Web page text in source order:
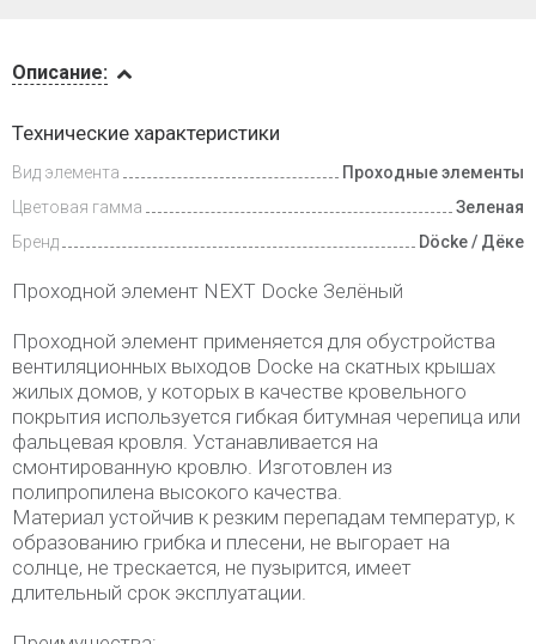
и оплата
Описание:
Технические характеристики
Вид элемента
Проходные элементы
Цветовая гамма
Зеленая
Бренд
Döcke / Дёке
Проходной элемент NEXT Docke Зелёный
Проходной элемент применяется для обустройства
вентиляционных выходов Docke на скатных крышах
жилых домов, у которых в качестве кровельного
покрытия используется гибкая битумная черепица или
фальцевая кровля. Устанавливается на
смонтированную кровлю. Изготовлен из
полипропилена высокого качества.
Материал устойчив к резким перепадам температур, к
образованию грибка и плесени, не выгорает на
солнце, не трескается, не пузырится, имеет
длительный срок эксплуатации.